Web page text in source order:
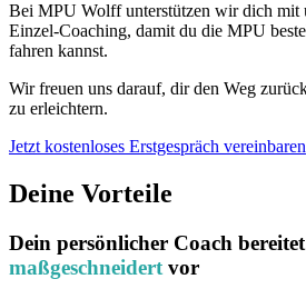
Bei MPU Wolff unterstützen wir dich mit
Einzel-Coaching, damit du die MPU
fahren kannst.
Wir freuen uns darauf, dir den Weg
zu erleichtern.
Jetzt kostenloses Erstgespräch vereinbaren
Deine Vorteile
Dein persönlicher Coach
maßgeschneidertvor